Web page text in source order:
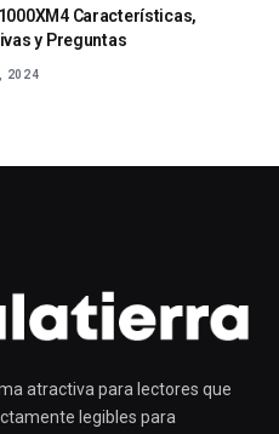
Características,
y Preguntas
2024
atractiva para lectores que
legibles para